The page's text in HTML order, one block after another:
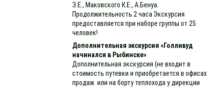
З.Е., Маковского К.Е., А.Бенуа.
Продолжительность 2 часа Экскурсия
предоставляется при наборе группы от 25
человек!
Дополнительная экскурсия «Голливуд
начинался в Рыбинске»
Дополнительная экскурсия (не входит в
стоимость путевки и приобретается в офисах
продаж или на борту теплохода у дирекции